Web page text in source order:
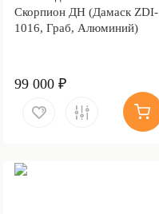
Скорпион ДН (Дамаск ZDI-
1016, Граб, Алюминий)
99 000 ₽